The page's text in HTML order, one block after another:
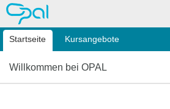
OPAL
Startseite Kursangebote
Willkommen bei OPAL